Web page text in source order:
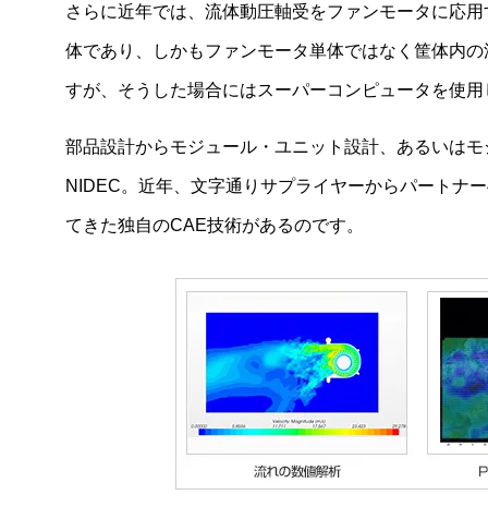
さらに近年では、流体動圧軸受をファンモータに応
体であり、しかもファンモータ単体ではなく筐体内
すが、そうした場合にはスーパーコンピュータを使
部品設計からモジュール・ユニット設計、あるいは
NIDEC。近年、文字通りサプライヤーからパートナ
てきた独自のCAE技術があるのです。
最適なモジュール・ユニット 開発を実現する高度CAE技
製品情報